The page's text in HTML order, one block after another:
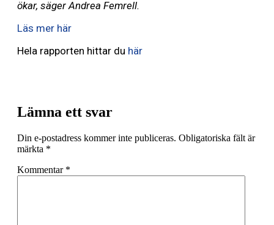
ökar, säger Andrea Femrell.
Läs mer här
Hela rapporten hittar du här
Lämna ett svar
Din e-postadress kommer inte publiceras. Obligatoriska fält är
märkta *
Kommentar *